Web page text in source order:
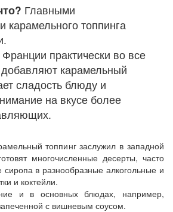
Главными
карамельного топпинга
практически во все
карамельный
сладость блюду и
на вкусе более
топпинг заслужил в западной
многочисленные десерты, часто
сиропа в разнообразные алкогольные и
и коктейли.
и в основных блюдах, например,
с вишневым соусом.